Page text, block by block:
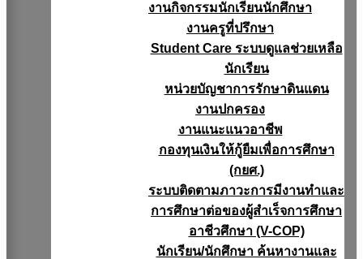
งานกิจกรรมนักเรียนนักศึกษา
งานครูที่ปรึกษา
Student Care ระบบดูแลช่วยเหลือ
นักเรียน
หน่วยบัญชาการรักษาดินแดน
งานปกครอง
งานแนะแนวอาชีพ
กองทุนเงินให้กู้ยืมเพื่อการศึกษา
(กยศ.)
ระบบติดตามภาวะการมีงานทำและ
การศึกษาต่อของผู้สำเร็จการศึกษา
อาชีวศึกษา (V-COP)
นักเรียน/นักศึกษา ค้นหางานและ